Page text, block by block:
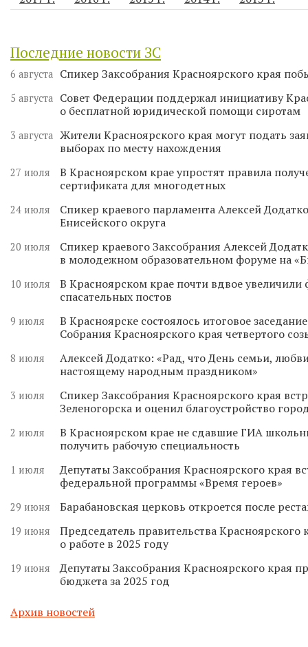
Последние новости ЗС
6 августа Спикер Заксобрания Красноярского края
5 августа
Совет Федерации поддержал инициативу
о бесплатной юридической помощи сиротам
3 августа Жители Красноярского края могут подать
выборах по месту нахождения
27 июля
В Красноярском крае упростят правила
сертификата для многодетных
24 июля
Спикер краевого парламента Алексей
Енисейского округа
20 июля
Спикер краевого Заксобрания Алексей
в молодежном образовательном форуме на
10 июля
В Красноярском крае почти вдвое
спасательных постов
9 июля
В Красноярске состоялось итоговое
Собрания Красноярского края четвертого
8 июля
Алексей Додатко: «Рад, что День семьи,
настоящему народным праздником»
3 июля
Спикер Заксобрания Красноярского края
Зеленогорска и оценил благоустройство
2 июля
В Красноярском крае не сдавшие ГИА
получить рабочую специальность
1 июля
Депутаты Заксобрания Красноярского края
федеральной программы «Время героев»
29 июня Барабановская церковь откроется после
19 июня
Председатель правительства Красноярского
о работе в 2025 году
19 июня
Депутаты Заксобрания Красноярского края
бюджета за 2025 год
Архив новостей